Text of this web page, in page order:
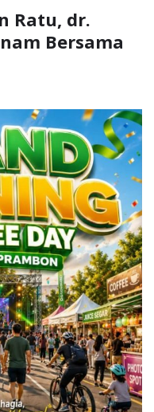
Ratu, dr.
Bersama